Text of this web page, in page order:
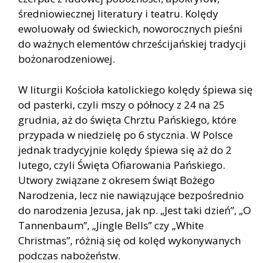
średniowiecznej literatury i teatru. Kolędy
ewoluowały od świeckich, noworocznych pieśni
do ważnych elementów chrześcijańskiej tradycji
bożonarodzeniowej.
W liturgii Kościoła katolickiego kolędy śpiewa się
od pasterki, czyli mszy o północy z 24 na 25
grudnia, aż do święta Chrztu Pańskiego, które
przypada w niedzielę po 6 stycznia. W Polsce
jednak tradycyjnie kolędy śpiewa się aż do 2
lutego, czyli Święta Ofiarowania Pańskiego.
Utwory związane z okresem świąt Bożego
Narodzenia, lecz nie nawiązujące bezpośrednio
do narodzenia Jezusa, jak np. „Jest taki dzień”, „O
Tannenbaum”, „Jingle Bells” czy „White
Christmas”, różnią się od kolęd wykonywanych
podczas nabożeństw.